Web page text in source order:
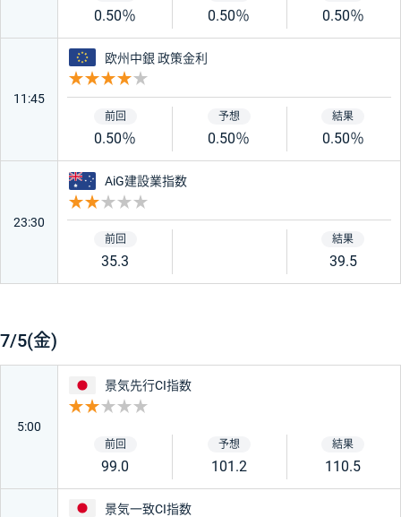
0.50％ 0.50％ 0.50％
11:45
ユーロ
欧州中銀 政策金利
0.50％ 0.50％ 0.50％
23:30
オーストラリア
AiG建設業指数
35.3 39.5
7/5(金)
5:00
日本
景気先行CI指数
99.0 101.2 110.5
日本
景気一致CI指数